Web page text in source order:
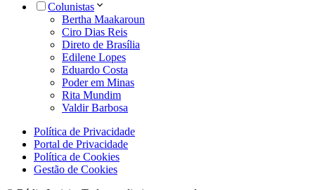
Colunistas
Bertha Maakaroun
Ciro Dias Reis
Direto de Brasília
Edilene Lopes
Eduardo Costa
Poder em Minas
Rita Mundim
Valdir Barbosa
Política de Privacidade
Portal de Privacidade
Política de Cookies
Gestão de Cookies